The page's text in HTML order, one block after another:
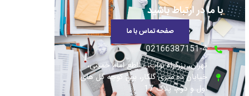
با ما در ارتباط باشید
صفحه تماس با ما
02166387151-4
تهران، بزرگراه نواب، تقاطع امام خمینی،
خیابان ده متری گلکار، بین کوچه گل های
اول و دوم، پلاک 17